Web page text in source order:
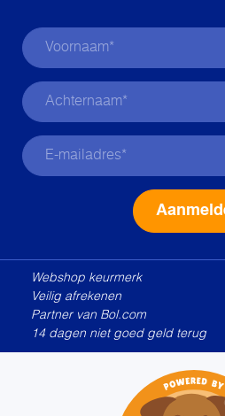
Webshop keurmerk
Veilig afrekenen
Partner van Bol.com
14 dagen niet goed geld terug